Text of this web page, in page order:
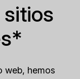
web, hemos